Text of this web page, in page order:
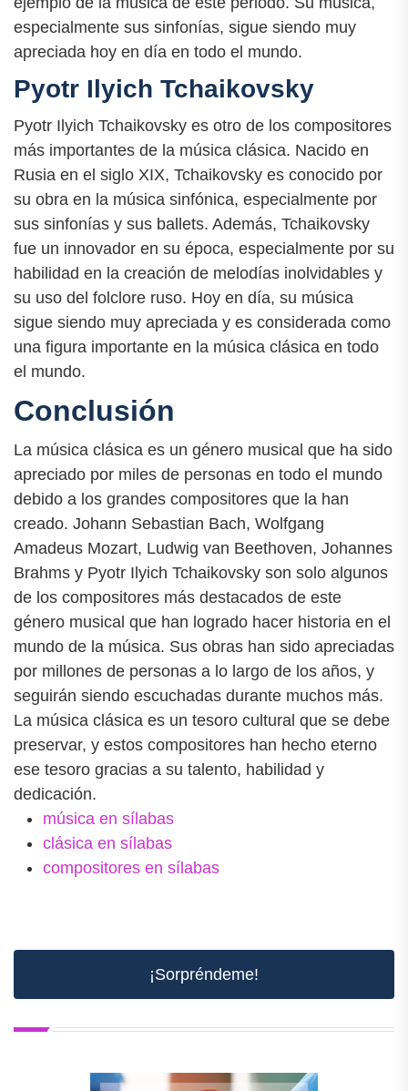
especialmente sus sinfonías, sigue siendo muy
apreciada hoy en día en todo el mundo.
Pyotr Ilyich Tchaikovsky
Pyotr Ilyich Tchaikovsky es otro de los compositores
más importantes de la música clásica. Nacido en
Rusia en el siglo XIX, Tchaikovsky es conocido por
su obra en la música sinfónica, especialmente por
sus sinfonías y sus ballets. Además, Tchaikovsky
fue un innovador en su época, especialmente por su
habilidad en la creación de melodías inolvidables y
su uso del folclore ruso. Hoy en día, su música
sigue siendo muy apreciada y es considerada como
una figura importante en la música clásica en todo
el mundo.
Conclusión
La música clásica es un género musical que ha sido
apreciado por miles de personas en todo el mundo
debido a los grandes compositores que la han
creado. Johann Sebastian Bach, Wolfgang
Amadeus Mozart, Ludwig van Beethoven, Johannes
Brahms y Pyotr Ilyich Tchaikovsky son solo algunos
de los compositores más destacados de este
género musical que han logrado hacer historia en el
mundo de la música. Sus obras han sido apreciadas
por millones de personas a lo largo de los años, y
seguirán siendo escuchadas durante muchos más.
La música clásica es un tesoro cultural que se debe
preservar, y estos compositores han hecho eterno
ese tesoro gracias a su talento, habilidad y
dedicación.
música en sílabas
clásica en sílabas
compositores en sílabas
¡Sorpréndeme!